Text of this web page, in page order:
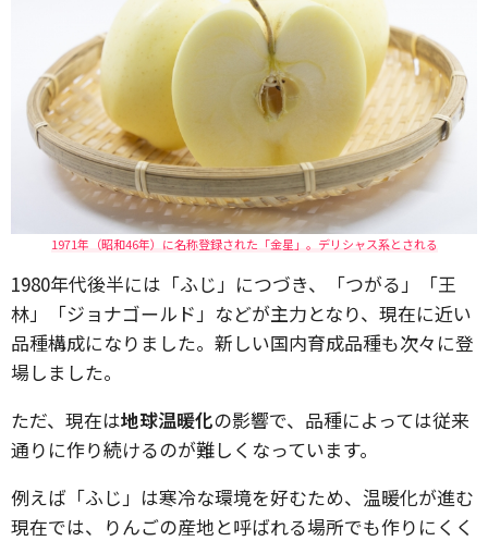
1971年（昭和46年）に名称登録された「金星」。デリシャス系とされる
1980年代後半には「ふじ」につづき、「つがる」「王
林」「ジョナゴールド」などが主力となり、現在に近い
品種構成になりました。新しい国内育成品種も次々に登
場しました。
ただ、現在は地球温暖化の影響で、品種によっては従来
通りに作り続けるのが難しくなっています。
例えば「ふじ」は寒冷な環境を好むため、温暖化が進む
現在では、りんごの産地と呼ばれる場所でも作りにくく